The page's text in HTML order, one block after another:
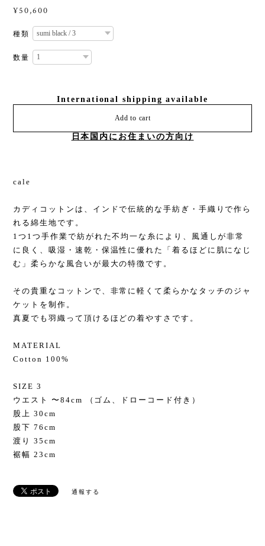
¥50,600
種類
数量
International shipping available
Add to cart
日本国内にお住まいの方向け
cale
カディコットンは、インドで伝統的な手紡ぎ・手織りで作ら
れる綿生地です。
1つ1つ手作業で紡がれた不均一な糸により、風通しが非常
に良く、吸湿・速乾・保温性に優れた「着るほどに肌になじ
む」柔らかな風合いが最大の特徴です。
その貴重なコットンで、非常に軽くて柔らかなタッチのジャ
ケットを制作。
真夏でも羽織って頂けるほどの着やすさです。
MATERIAL
Cotton 100%
SIZE 3
ウエスト 〜84cm （ゴム、ドローコード付き）
股上 30cm
股下 76cm
渡り 35cm
裾幅 23cm
通報する